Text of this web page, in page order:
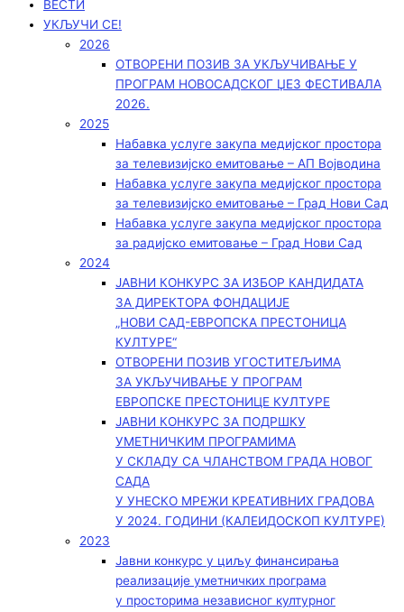
ВЕСТИ
УКЉУЧИ СЕ!
2026
ОТВОРЕНИ ПОЗИВ ЗА УКЉУЧИВАЊЕ У
ПРОГРАМ НОВОСАДСКОГ ЏЕЗ ФЕСТИВАЛА
2026.
2025
Набавка услуге закупа медијског простора
за телевизијско емитовање – АП Војводинa
Набавка услуге закупа медијског простора
за телевизијско емитовање – Град Нови Сад
Набавка услуге закупа медијског простора
за радијско емитовање – Град Нови Сад
2024
ЈАВНИ КОНКУРС ЗА ИЗБОР КАНДИДАТА
ЗА ДИРЕКТОРА ФОНДАЦИЈЕ
„НОВИ САД-ЕВРОПСКА ПРЕСТОНИЦА
КУЛТУРЕ“
ОТВОРЕНИ ПОЗИВ УГОСТИТЕЉИМА
ЗА УКЉУЧИВАЊЕ У ПРОГРАМ
ЕВРОПСКЕ ПРЕСТОНИЦЕ КУЛТУРЕ
ЈАВНИ КОНКУРС ЗА ПОДРШКУ
УМЕТНИЧКИМ ПРОГРАМИМА
У СКЛАДУ СА ЧЛАНСТВОМ ГРАДА НОВОГ
САДА
У УНЕСКО МРЕЖИ КРЕАТИВНИХ ГРАДОВА
У 2024. ГОДИНИ (КАЛЕИДОСКОП КУЛТУРЕ)
2023
Јавни конкурс у циљу финансирања
реализације уметничких програма
у просторима независног културног